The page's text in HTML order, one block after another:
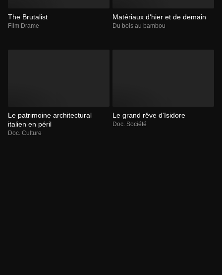
The Brutalist
Film Drame
Matériaux d'hier et de demain
Du bois au bambou
Le patrimoine architectural
italien en péril
Doc. Culture
Le grand rêve d'Isidore
Doc. Société